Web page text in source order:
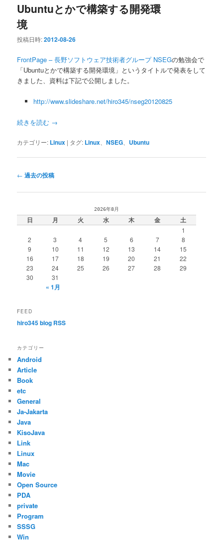
Ubuntuとかで構築する開発環
境
投稿日時:2012-08-26
FrontPage – 長野ソフトウェア技術者グループ NSEGの勉強会で
「Ubuntuとかで構築する開発環境」というタイトルで発表をして
きました、資料は下記で公開しました。
http://www.slideshare.net/hiro345/nseg20120825
続きを読む →
カテゴリー: Linux | タグ: Linux 、NSEG Ubuntu
投
ナ
ゲ
ー
← 過去の投稿
2026年8月
日 月 火 水 木 金 土
1
2
3 4 5 6 7
8
9
10 11 12 13 14
15
16
17 18 19 20 21
22
23
24 25 26 27 28
29
30
31
« 1月
FEED
hiro345 blog RSS
カテゴリー
Android
Article
Book
etc
General
Ja-Jakarta
Java
KisoJava
Link
Linux
Mac
Movie
Open Source
PDA
private
Program
SSSG
Win